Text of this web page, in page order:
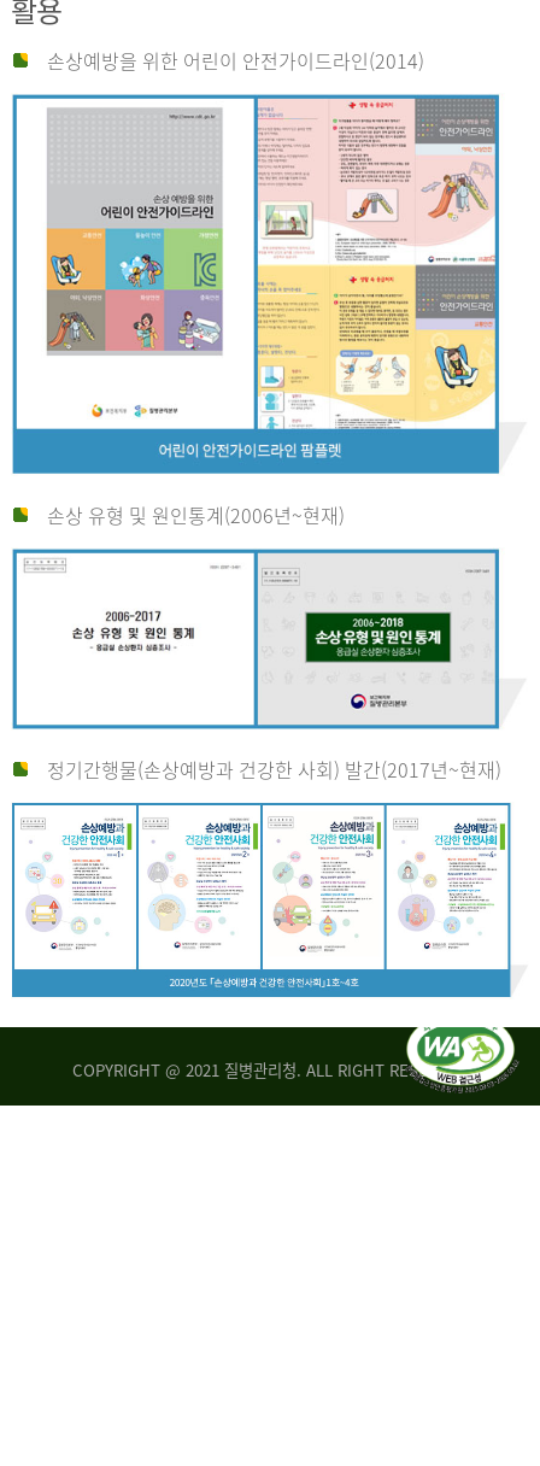
활용
손상예방을 위한 어린이 안전가이드라인(2014)
손상 유형 및 원인통계(2006년~현재)
정기간행물(손상예방과 건강한 사회) 발간(2017년~현재)
COPYRIGHT @ 2021 질병관리청. ALL RIGHT RESERVED